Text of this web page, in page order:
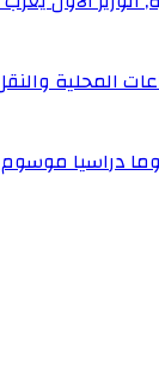
المحلية
دراسيا